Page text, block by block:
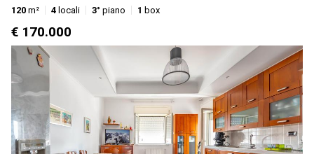
120 m² 4 locali 3° piano 1 box
€ 170.000